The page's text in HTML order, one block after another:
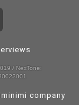
/ NexTone:
company